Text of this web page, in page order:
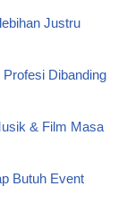
Justru
Dibanding
& Film Masa
Butuh Event